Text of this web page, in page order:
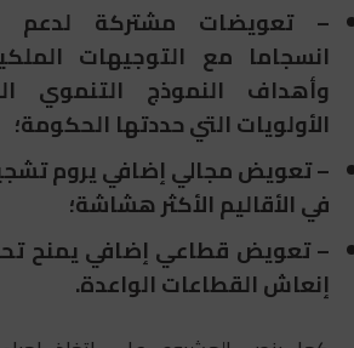
– تعويضات مشتركة لدعم
انسجاما مع التوجيهات
وأهداف النموذج التنموي
الأولويات التي حددتها الحكومة؛
– تعويض مجالي إضافي يروم
في الأقاليم الأكثر هشاشة؛
– تعويض قطاعي إضافي يمنح
إنعاش القطاعات الواعدة.